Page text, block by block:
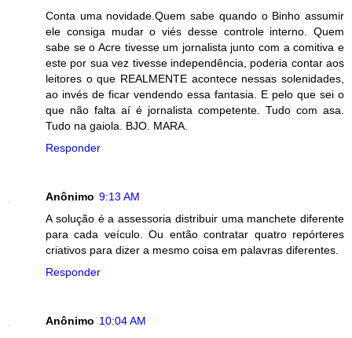
Conta uma novidade.Quem sabe quando o Binho assumir
ele consiga mudar o viés desse controle interno. Quem
sabe se o Acre tivesse um jornalista junto com a comitiva e
este por sua vez tivesse independência, poderia contar aos
leitores o que REALMENTE acontece nessas solenidades,
ao invés de ficar vendendo essa fantasia. E pelo que sei o
que não falta aí é jornalista competente. Tudo com asa.
Tudo na gaiola. BJO. MARA.
Responder
Anônimo 9:13 AM
A solução é a assessoria distribuir uma manchete diferente
para cada veículo. Ou então contratar quatro repórteres
criativos para dizer a mesmo coisa em palavras diferentes.
Responder
Anônimo 10:04 AM